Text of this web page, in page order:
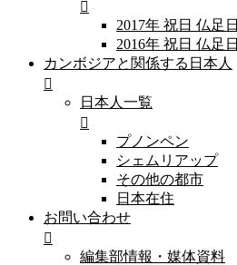
2017年 祝日 仏足日
2016年 祝日 仏足日
カンボジアと関係する日本人
日本人一覧
プノンペン
シェムリアップ
その他の都市
日本在住
お問い合わせ
編集部情報・媒体資料